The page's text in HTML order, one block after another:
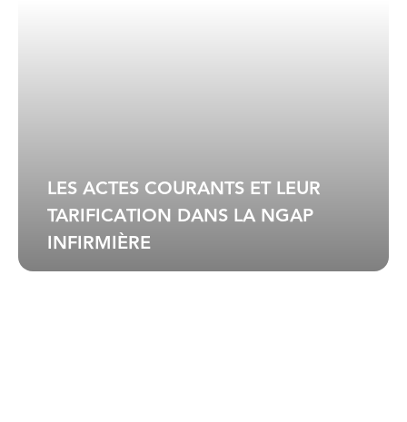
LES ACTES COURANTS ET LEUR
TARIFICATION DANS LA NGAP
INFIRMIÈRE